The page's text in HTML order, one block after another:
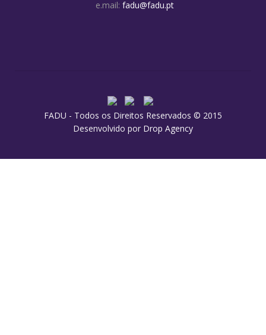
e.mail: fadu@fadu.pt
FADU - Todos os Direitos Reservados © 2015
Desenvolvido por Drop Agency